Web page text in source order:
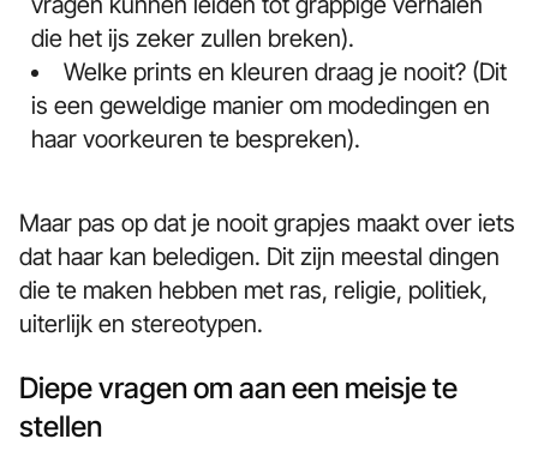
die het ijs zeker zullen breken).
Welke prints en kleuren draag je nooit? (Dit
is een geweldige manier om modedingen en
haar voorkeuren te bespreken).
Maar pas op dat je nooit grapjes maakt over iets
dat haar kan beledigen. Dit zijn meestal dingen
die te maken hebben met ras, religie, politiek,
uiterlijk en stereotypen.
Diepe vragen om aan een meisje te
stellen